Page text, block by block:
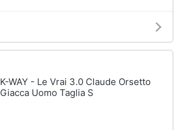
K-WAY - Le Vrai 3.0 Claude Orsetto
Giacca Uomo Taglia S